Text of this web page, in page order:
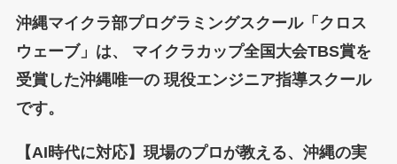
沖縄マイクラ部プログラミングスクール「クロス
ウェーブ」は、 マイクラカップ全国大会TBS賞を
受賞した沖縄唯一の 現役エンジニア指導スクール
です。
【AI時代に対応】現場のプロが教える、沖縄の実